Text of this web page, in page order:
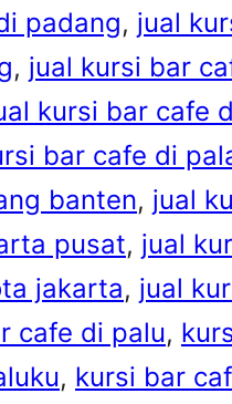
padang, jual
, jual kursi bar
kursi bar cafe
bar cafe di
banten, jual
pusat, jual
jakarta, jual
cafe di palu,
, kursi bar